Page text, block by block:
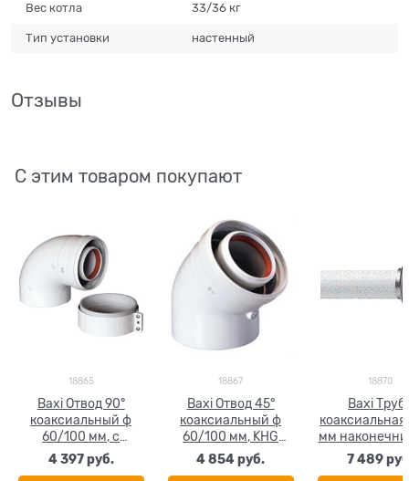
Вес котла 33/36 кг
Тип установки настенный
Отзывы
С этим товаром покупают
18865
Baxi Отвод 90°
коаксиальный ф
60/100 мм, с
муфтой, KHG
714101410
4 397 руб.
18867
Baxi Отвод 45°
коаксиальный ф
60/100 мм, KHG
714101610
4 854 руб.
18870
Baxi
коаксиальная
мм
60/100 мм,
7 489